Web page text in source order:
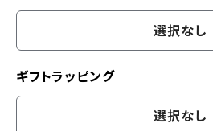
選択なし
ギフトラッピング
選択なし